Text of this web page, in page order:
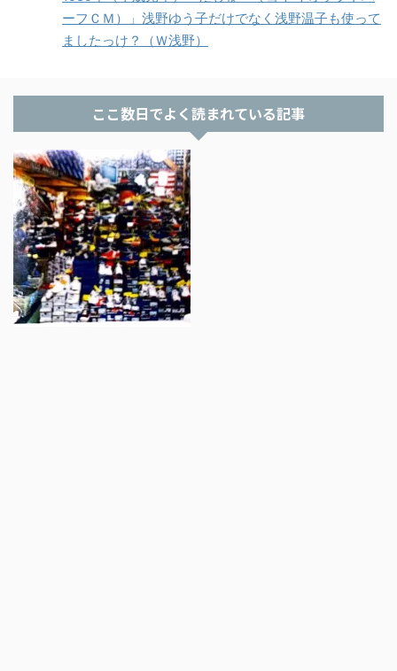
ーフＣＭ）」浅野ゆう子だけでなく浅野温子も使って
ましたっけ？（Ｗ浅野）
ここ数日でよく読まれている記事